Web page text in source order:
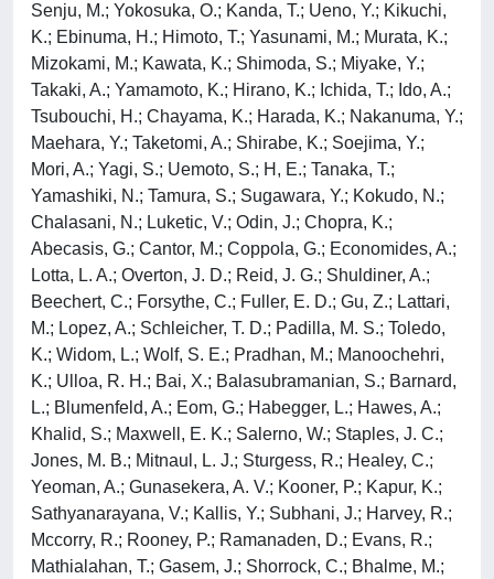
Senju, M.; Yokosuka, O.; Kanda, T.; Ueno, Y.; Kikuchi,
K.; Ebinuma, H.; Himoto, T.; Yasunami, M.; Murata, K.;
Mizokami, M.; Kawata, K.; Shimoda, S.; Miyake, Y.;
Takaki, A.; Yamamoto, K.; Hirano, K.; Ichida, T.; Ido, A.;
Tsubouchi, H.; Chayama, K.; Harada, K.; Nakanuma, Y.;
Maehara, Y.; Taketomi, A.; Shirabe, K.; Soejima, Y.;
Mori, A.; Yagi, S.; Uemoto, S.; H, E.; Tanaka, T.;
Yamashiki, N.; Tamura, S.; Sugawara, Y.; Kokudo, N.;
Chalasani, N.; Luketic, V.; Odin, J.; Chopra, K.;
Abecasis, G.; Cantor, M.; Coppola, G.; Economides, A.;
Lotta, L. A.; Overton, J. D.; Reid, J. G.; Shuldiner, A.;
Beechert, C.; Forsythe, C.; Fuller, E. D.; Gu, Z.; Lattari,
M.; Lopez, A.; Schleicher, T. D.; Padilla, M. S.; Toledo,
K.; Widom, L.; Wolf, S. E.; Pradhan, M.; Manoochehri,
K.; Ulloa, R. H.; Bai, X.; Balasubramanian, S.; Barnard,
L.; Blumenfeld, A.; Eom, G.; Habegger, L.; Hawes, A.;
Khalid, S.; Maxwell, E. K.; Salerno, W.; Staples, J. C.;
Jones, M. B.; Mitnaul, L. J.; Sturgess, R.; Healey, C.;
Yeoman, A.; Gunasekera, A. V.; Kooner, P.; Kapur, K.;
Sathyanarayana, V.; Kallis, Y.; Subhani, J.; Harvey, R.;
Mccorry, R.; Rooney, P.; Ramanaden, D.; Evans, R.;
Mathialahan, T.; Gasem, J.; Shorrock, C.; Bhalme, M.;